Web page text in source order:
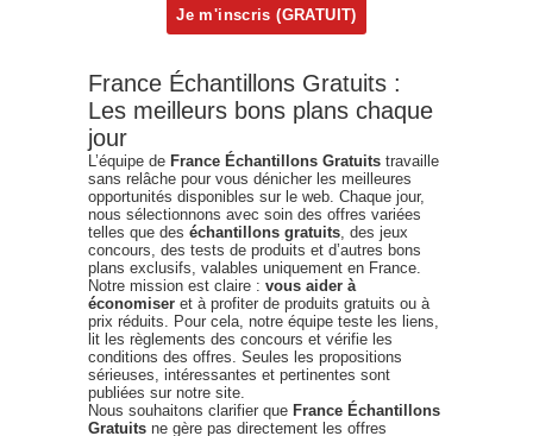
France Échantillons Gratuits :
Les meilleurs bons plans chaque
jour
L’équipe de France Échantillons Gratuits travaille
sans relâche pour vous dénicher les meilleures
opportunités disponibles sur le web. Chaque jour,
nous sélectionnons avec soin des offres variées
telles que des échantillons gratuits , des jeux
concours, des tests de produits et d’autres bons
plans exclusifs, valables uniquement en France.
Notre mission est claire : vous aider à
économiser et à profiter de produits gratuits ou à
prix réduits. Pour cela, notre équipe teste les liens,
lit les règlements des concours et vérifie les
conditions des offres. Seules les propositions
sérieuses, intéressantes et pertinentes sont
publiées sur notre site.
Nous souhaitons clarifier que France Échantillons
Gratuits ne gère pas directement les offres